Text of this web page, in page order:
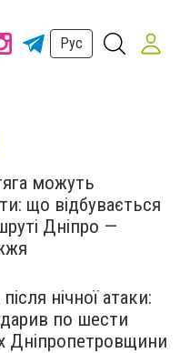
Рус
можуть
що відбувається
Дніпро —
нічної атаки:
по шести
Дніпропетровщини